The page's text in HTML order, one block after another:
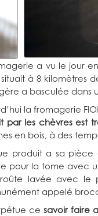
a vu le jour
à 8 kilomètres
a basculée dans
la fromagerie
par les chèvres est
en bois, à des
produit a sa pièce
pour la tome avec
lavée avec le
appelé
ce savoir faire